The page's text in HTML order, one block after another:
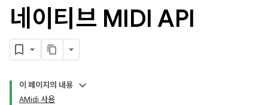
네이티브 MIDI API
이 페이지의 내용
AMidi 사용